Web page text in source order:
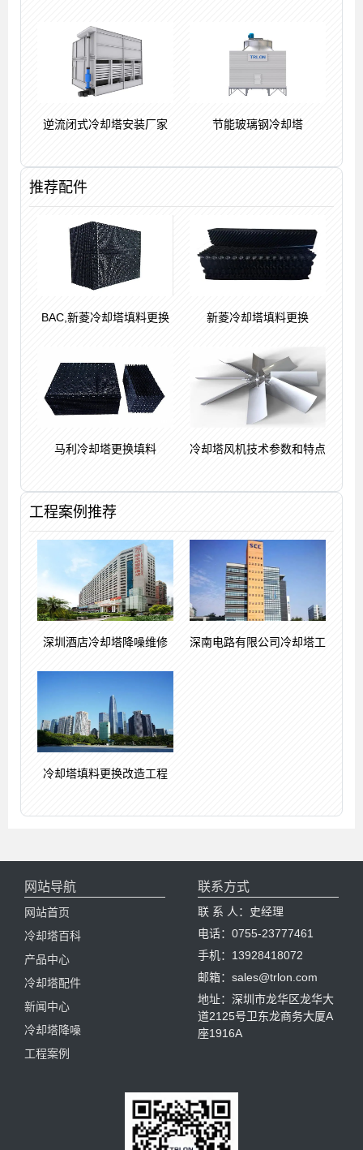
逆流闭式冷却塔安装厂家 节能玻璃钢冷却塔
推荐配件
BAC,新菱冷却塔填料更换 新菱冷却塔填料更换
马利冷却塔更换填料 冷却塔风机技术参数和特点
工程案例推荐
深圳酒店冷却塔降噪维修 深南电路有限公司冷却塔工
冷却塔填料更换改造工程
网站导航
网站首页
冷却塔百科
产品中心
冷却塔配件
新闻中心
冷却塔降噪
工程案例
联系方式
联 系 人：史经理
电话：0755-23777461
手机：13928418072
邮箱：sales@trlon.com
地址：深圳市龙华区龙华大
道2125号卫东龙商务大厦A
座1916A